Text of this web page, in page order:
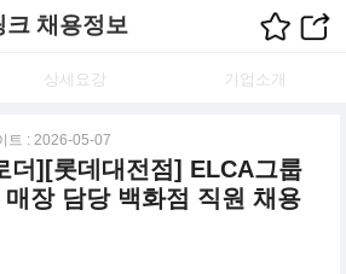
크 채용정보
상세요강 기업소개
트 : 2026-05-07
더][롯데대전점] ELCA그룹
장 담당 백화점 직원 채용